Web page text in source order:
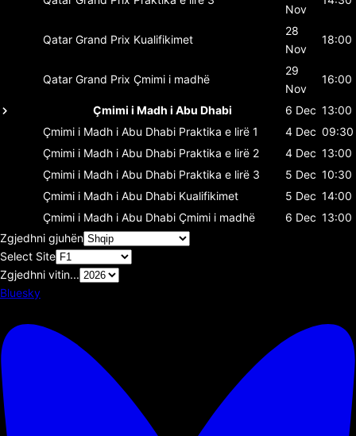
Nov
Qatar Grand Prix Kualifikimet
28
Nov
18:00
Qatar Grand Prix Çmimi i madhë
29
Nov
16:00
Çmimi i Madh i Abu Dhabi 6 Dec 13:00
Çmimi i Madh i Abu Dhabi Praktika e lirë 1 4 Dec 09:30
Çmimi i Madh i Abu Dhabi Praktika e lirë 2 4 Dec 13:00
Çmimi i Madh i Abu Dhabi Praktika e lirë 3 5 Dec 10:30
Çmimi i Madh i Abu Dhabi Kualifikimet 5 Dec 14:00
Çmimi i Madh i Abu Dhabi Çmimi i madhë 6 Dec 13:00
Zgjedhni gjuhën
Select Site
Zgjedhni vitin...
Bluesky